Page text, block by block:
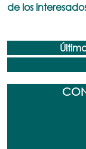
de los